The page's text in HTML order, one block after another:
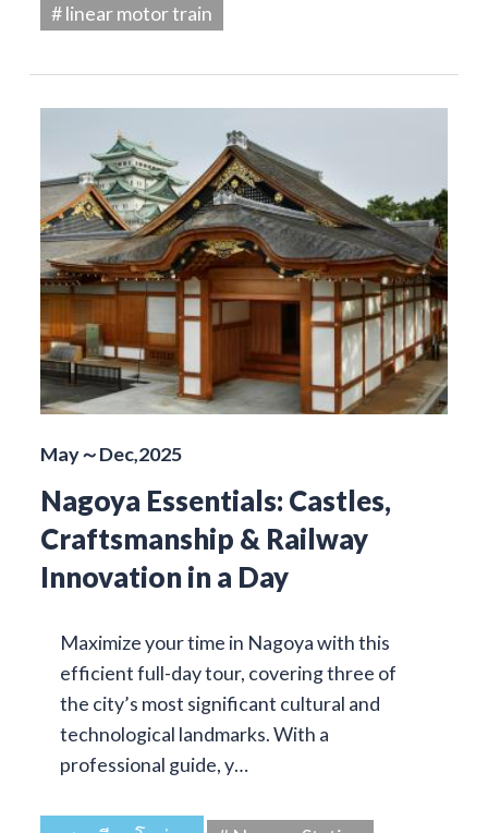
# linear motor train
May～Dec,2025
Nagoya Essentials: Castles,
Craftsmanship & Railway
Innovation in a Day
Maximize your time in Nagoya with this
efficient full-day tour, covering three of
the city’s most significant cultural and
technological landmarks. With a
professional guide, y…